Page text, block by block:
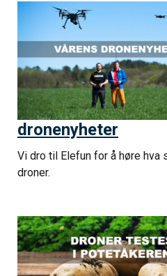
dronenyheter
Vi dro til Elefun for å høre hva
droner.